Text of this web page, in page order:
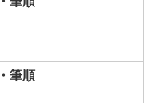
筆順